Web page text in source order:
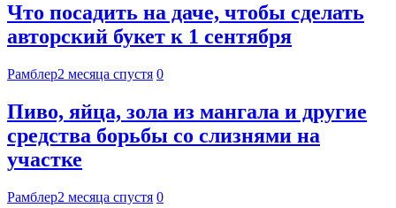
Что посадить на даче, чтобы сделать
авторский букет к 1 сентября
Рамблер2 месяца спустя 0
Пиво, яйца, зола из мангала и другие
средства борьбы со слизнями на
участке
Рамблер2 месяца спустя 0